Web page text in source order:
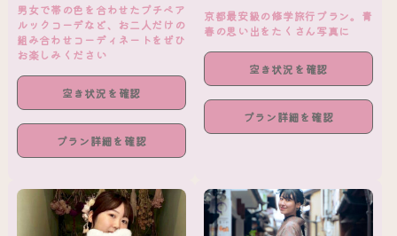
男女で帯の色を合わせたプチペア
ルックコーデなど、お二人だけの
組み合わせコーディネートをぜひ
お楽しみください
空き状況を確認
プラン詳細を確認
京都最安級の修学旅行プラン。青
春の思い出をたくさん写真に
空き状況を確認
プラン詳細を確認